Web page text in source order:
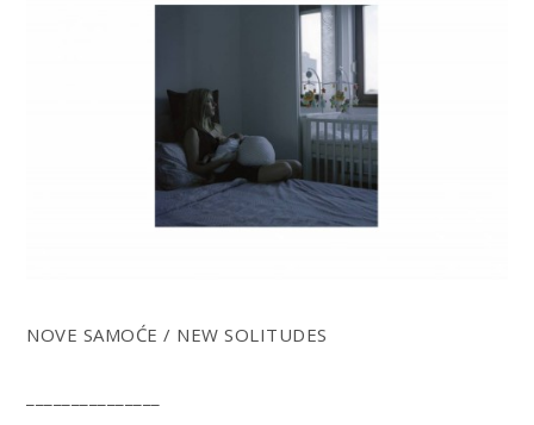
NOVE SAMOĆE / NEW SOLITUDES